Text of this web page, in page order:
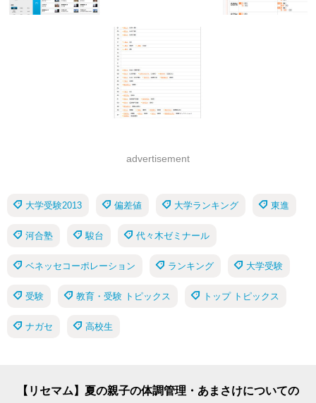
advertisement
大学受験2013 偏差値 大学ランキング 東進
河合塾 駿台 代々木ゼミナール
ベネッセコーポレーション ランキング 大学受験
受験 教育・受験 トピックス トップ トピックス
ナガセ 高校生
【リセマム】夏の親子の体調管理・あまさけについての